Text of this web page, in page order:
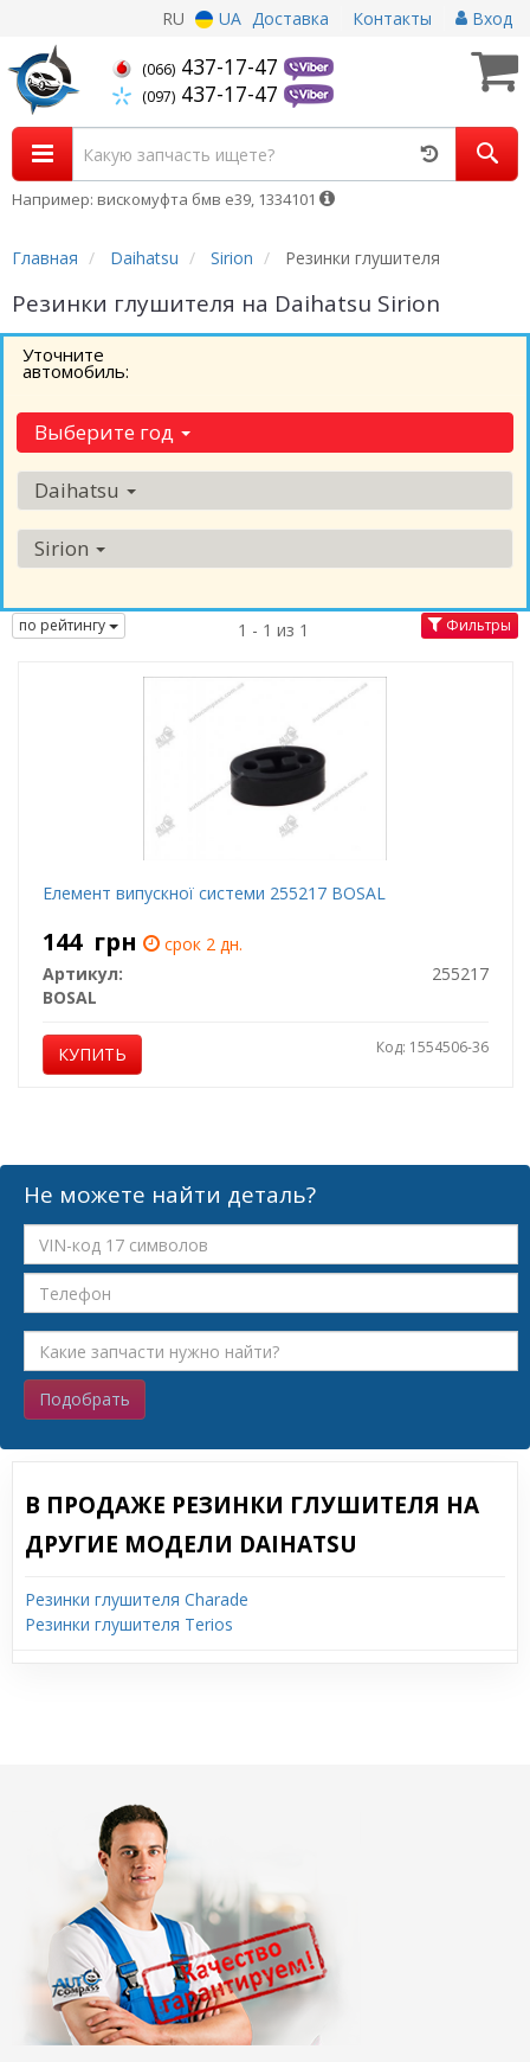
RU UA Доставка Контакты Вход
(066) 437-17-47
(097) 437-17-47
Например: вискомуфта бмв е39, 1334101
Главная Daihatsu Sirion Резинки глушителя
Резинки глушителя на Daihatsu Sirion
Уточните
автомобиль:
Выберите год
Daihatsu
Sirion
по рейтингу 1 - 1 из 1 Фильтры
Елемент випускної системи 255217 BOSAL
144 грн
срок 2 дн.
Артикул:
255217
BOSAL
КУПИТЬ Код: 1554506-36
Не можете найти деталь?
Подобрать
В ПРОДАЖЕ РЕЗИНКИ ГЛУШИТЕЛЯ НА
ДРУГИЕ МОДЕЛИ DAIHATSU
Резинки глушителя Charade
Резинки глушителя Terios